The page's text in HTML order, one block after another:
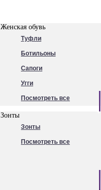
Женская обувь
Туфли
Ботильоны
Сапоги
Угги
Посмотреть все
Зонты
Зонты
Посмотреть все